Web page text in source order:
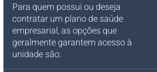
Para quem possui ou deseja
contratar um plano de saúde
empresarial, as opções que
geralmente garantem acesso à
unidade são: